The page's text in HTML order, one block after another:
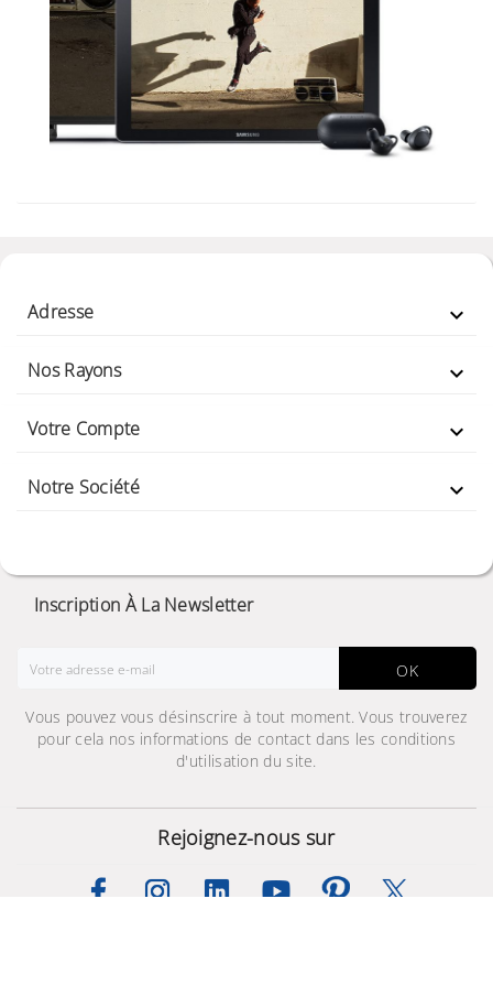
Adresse 
Nos Rayons 
Votre Compte 
Notre Société 
Inscription À La Newsletter
OK
Vous pouvez vous désinscrire à tout moment. Vous trouverez
pour cela nos informations de contact dans les conditions
d'utilisation du site.
Rejoignez-nous sur